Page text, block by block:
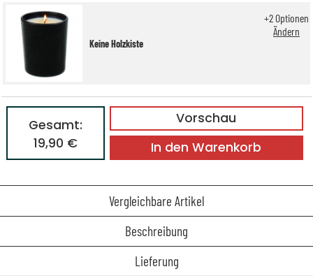
Keine Holzkiste
+2Optionen
Ändern
Vorschau
Gesamt:
19,90 €
In den Warenkorb
Vergleichbare Artikel
Beschreibung
Lieferung